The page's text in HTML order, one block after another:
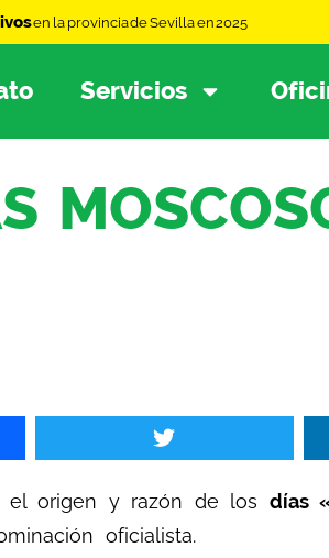
en la provincia de Sevilla en 2025
Servicios
el origen y razón de los días
oficialista.